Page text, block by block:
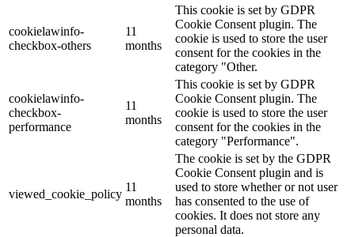
cookielawinfo-
checkbox-others
11
months
This cookie is set by GDPR
Cookie Consent plugin. The
cookie is used to store the user
consent for the cookies in the
category "Other.
cookielawinfo-
checkbox-
performance
11
months
This cookie is set by GDPR
Cookie Consent plugin. The
cookie is used to store the user
consent for the cookies in the
category "Performance".
viewed_cookie_policy
11
months
The cookie is set by the GDPR
Cookie Consent plugin and is
used to store whether or not user
has consented to the use of
cookies. It does not store any
personal data.